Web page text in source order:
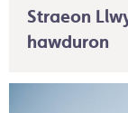
Straeon
hawduron